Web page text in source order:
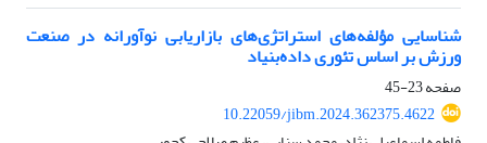
شناسایی مؤلفه‌های استراتژی‌های بازاریابی نوآورانه در صنعت
ورزش بر اساس تئوری داده‌بنیاد
صفحه23-45
10.22059/jibm.2024.362375.4622